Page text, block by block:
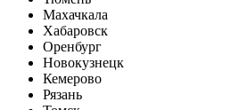
Махачкала
Хабаровск
Оренбург
Новокузнецк
Кемерово
Рязань